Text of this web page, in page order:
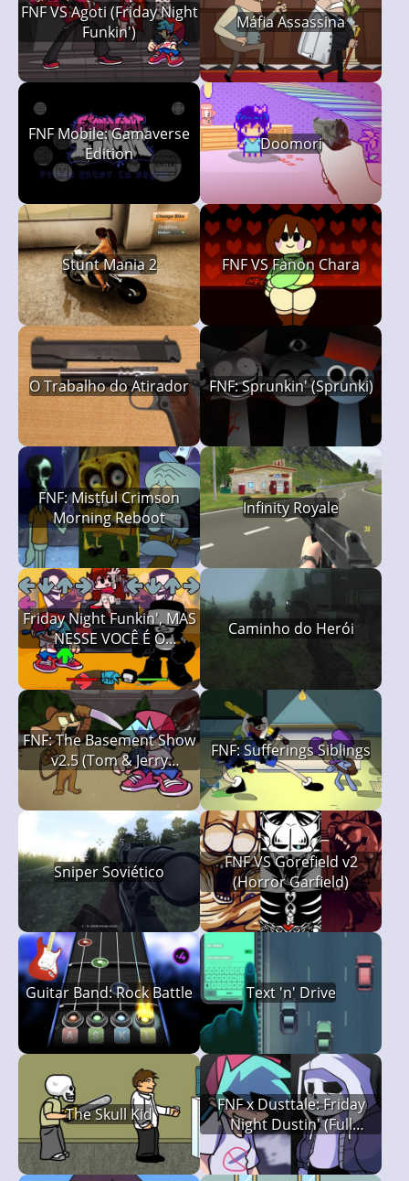
FNF VS Agoti (Friday Night
Funkin')
Máfia Assassina
FNF Mobile: Gamaverse
Edition
Doomori
Stunt Mania 2 FNF VS Fanon Chara
O Trabalho do Atirador FNF: Sprunkin' (Sprunki)
FNF: Mistful Crimson
Morning Reboot
Infinity Royale
Friday Night Funkin', MAS
NESSE VOCÊ É O
TANKMAN
Caminho do Herói
FNF: The Basement Show
v2.5 (Tom & Jerry
Creepypasta)
FNF: Sufferings Siblings
Sniper Soviético
FNF VS Gorefield v2
(Horror Garfield)
Guitar Band: Rock Battle Text 'n' Drive
The Skull Kid
FNF x Dusttale: Friday
Night Dustin' (Full
Version)